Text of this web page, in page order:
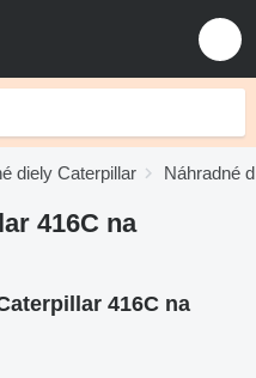
diely Caterpillar Náhradné
416C na
416C na